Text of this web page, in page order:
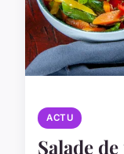
ACTU
Salade